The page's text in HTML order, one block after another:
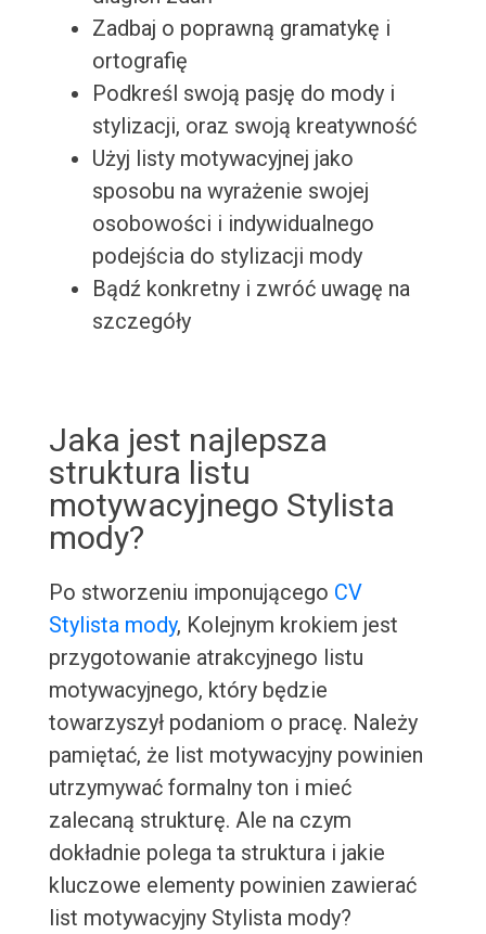
Zadbaj o poprawną gramatykę i
ortografię
Podkreśl swoją pasję do mody i
stylizacji, oraz swoją kreatywność
Użyj listy motywacyjnej jako
sposobu na wyrażenie swojej
osobowości i indywidualnego
podejścia do stylizacji mody
Bądź konkretny i zwróć uwagę na
szczegóły
Jaka jest najlepsza
struktura listu
motywacyjnego Stylista
mody?
Po stworzeniu imponującego CV
Stylista mody, Kolejnym krokiem jest
przygotowanie atrakcyjnego listu
motywacyjnego, który będzie
towarzyszył podaniom o pracę. Należy
pamiętać, że list motywacyjny powinien
utrzymywać formalny ton i mieć
zalecaną strukturę. Ale na czym
dokładnie polega ta struktura i jakie
kluczowe elementy powinien zawierać
list motywacyjny Stylista mody?